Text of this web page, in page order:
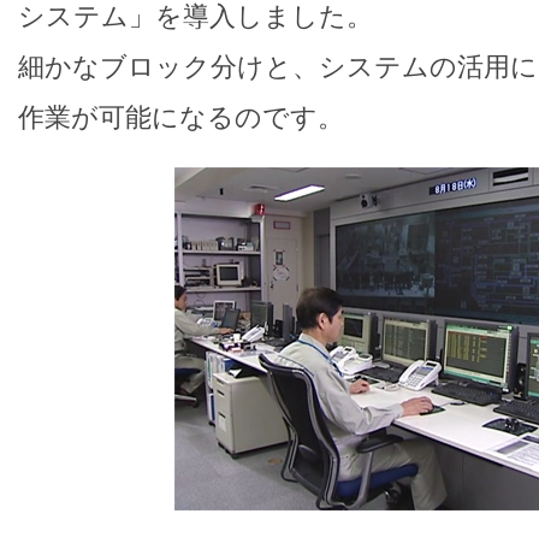
システム」を導入しました。
細かなブロック分けと、システムの活用
作業が可能になるのです。